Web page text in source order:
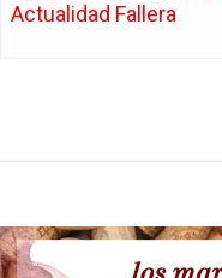
Actualidad Fallera